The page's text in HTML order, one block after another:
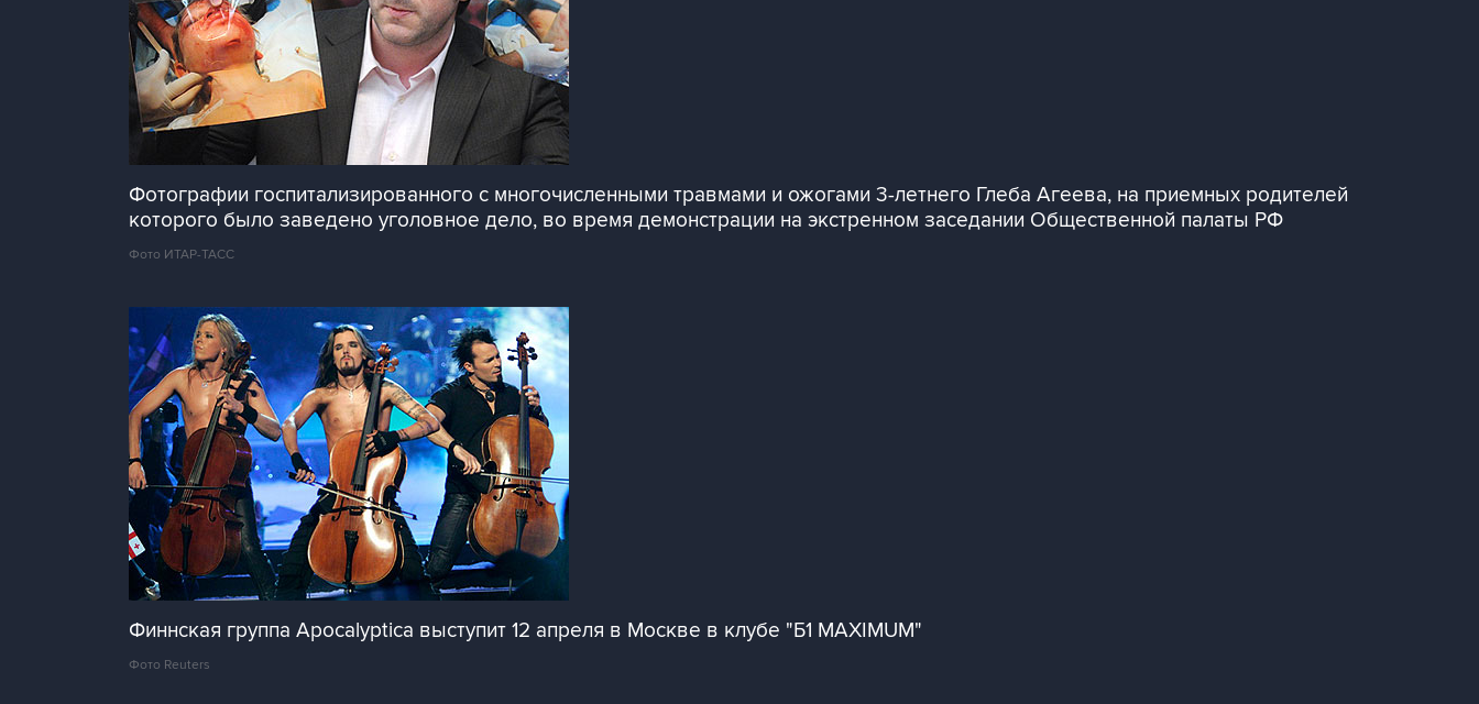
Фотографии госпитализированного с многочисленными травмами и ожогами 3-летнего Глеба Агеева, на приемных родителей
которого было заведено уголовное дело, во время демонстрации на экстренном заседании Общественной палаты РФ
Фото ИТАР-ТАСС
Финнская группа Apocalyptica выступит 12 апреля в Москве в клубе "Б1 MAXIMUM"
Фото Reuters